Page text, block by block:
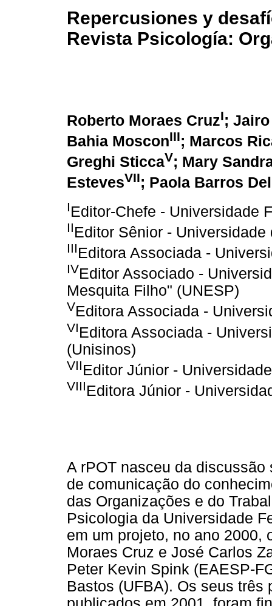
Repercusiones y
Revista Psicología:
Roberto Moraes CruzI;
Bahia MosconIII; Marcos
Greghi SticcaV; Mary
EstevesVII; Paola Barros
IEditor-Chefe - Universidade
IIEditor Sênior -
IIIEditora Associada -
IVEditor Associado -
Mesquita Filho" (UNESP)
VEditora Associada -
VIEditora Associada -
(Unisinos)
VIIEditor Júnior -
VIIIEditora Júnior -
A rPOT nasceu da
de comunicação do
das Organizações e do
Psicologia da Universidade
em um projeto, no ano 2000,
Moraes Cruz e José Carlos
Peter Kevin Spink (EAESP-
Bastos (UFBA). Os seus